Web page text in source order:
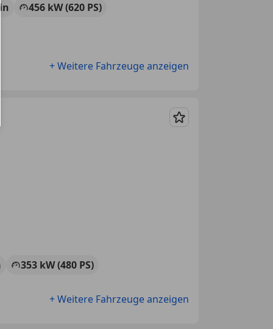
456 kW (620 PS)
+ Weitere Fahrzeuge anzeigen
Merken
353 kW (480 PS)
+ Weitere Fahrzeuge anzeigen